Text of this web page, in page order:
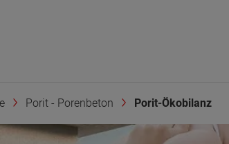
Porit - Porenbeton Porit-Ökobilanz